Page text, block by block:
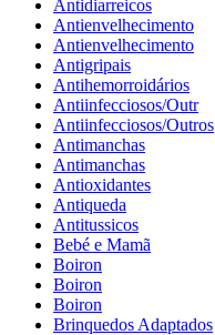
Antidiarreicos
Antienvelhecimento
Antienvelhecimento
Antigripais
Antihemorroidários
Antiinfecciosos/Outr
Antiinfecciosos/Outros
Antimanchas
Antimanchas
Antioxidantes
Antiqueda
Antitussicos
Bebé e Mamã
Boiron
Boiron
Boiron
Brinquedos Adaptados